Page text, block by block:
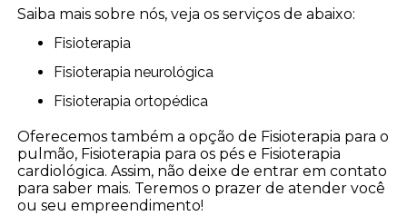
Saiba mais sobre nós, veja os serviços de abaixo:
Fisioterapia
Fisioterapia neurológica
Fisioterapia ortopédica
Oferecemos também a opção de Fisioterapia para o
pulmão, Fisioterapia para os pés e Fisioterapia
cardiológica. Assim, não deixe de entrar em contato
para saber mais. Teremos o prazer de atender você
ou seu empreendimento!